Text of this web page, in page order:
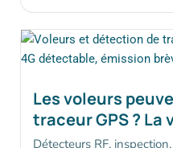
Les voleurs
traceur GPS ? La
Détecteurs RF,